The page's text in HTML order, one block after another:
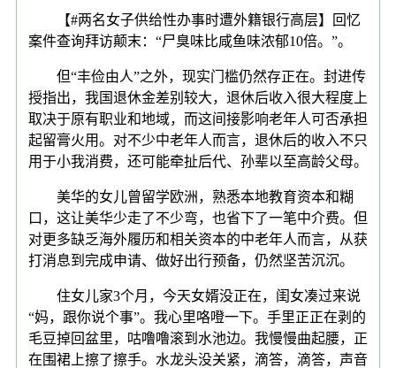
【#两名女子供给性办事时遭外籍银行高层】回忆
案件查询拜访颠末：“尸臭味比咸鱼味浓郁10倍。”。
但“丰俭由人”之外，现实门槛仍然存正在。封进传
授指出，我国退休金差别较大，退休后收入很大程度上
取决于原有职业和地域，而这间接影响老年人可否承担
起留膏火用。对不少中老年人而言，退休后的收入不只
用于小我消费，还可能牵扯后代、孙辈以至高龄父母。
美华的女儿曾留学欧洲，熟悉本地教育资本和糊
口，这让美华少走了不少弯，也省下了一笔中介费。但
对更多缺乏海外履历和相关资本的中老年人而言，从获
打消息到完成申请、做好出行预备，仍然坚苦沉沉。
住女儿家3个月，今天女婿没正在，闺女凑过来说
“妈，跟你说个事”。我心里咯噔一下。手里正正在剥的
毛豆掉回盆里，咕噜噜滚到水池边。我慢慢曲起腰，正
在围裙上擦了擦手。水龙头没关紧，滴答，滴答，声音